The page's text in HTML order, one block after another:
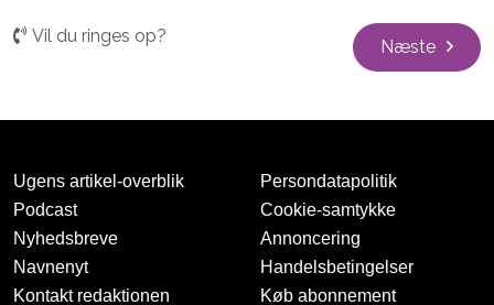
Vil du ringes op?
Næste
Ugens artikel-overblik
Podcast
Nyhedsbreve
Navnenyt
Kontakt redaktionen
Persondatapolitik
Cookie-samtykke
Annoncering
Handelsbetingelser
Køb abonnement